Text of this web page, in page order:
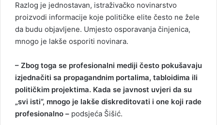
Razlog je jednostavan, istraživačko novinarstvo
proizvodi informacije koje političke elite često ne žele
da budu objavljene. Umjesto osporavanja činjenica,
mnogo je lakše osporiti novinara.
– Zbog toga se profesionalni mediji često pokušavaju
izjednačiti sa propagandnim portalima, tabloidima ili
političkim projektima. Kada se javnost uvjeri da su
„svi isti“, mnogo je lakše diskreditovati i one koji rade
profesionalno – podsjeća Šišić.